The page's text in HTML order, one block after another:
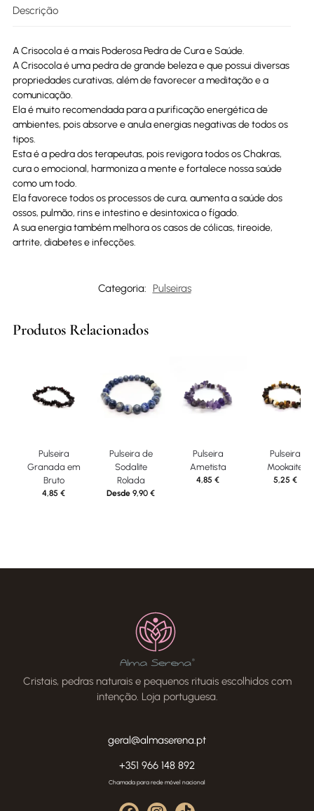
Descrição
A Crisocola é a mais Poderosa Pedra de Cura e Saúde.
A Crisocola é uma pedra de grande beleza e que possui diversas
propriedades curativas, além de favorecer a meditação e a
comunicação.
Ela é muito recomendada para a purificação energética de
ambientes, pois absorve e anula energias negativas de todos os
tipos.
Esta é a pedra dos terapeutas, pois revigora todos os Chakras,
cura o emocional, harmoniza a mente e fortalece nossa saúde
como um todo.
Ela favorece todos os processos de cura, aumenta a saúde dos
ossos, pulmão, rins e intestino e desintoxica o fígado.
A sua energia também melhora os casos de cólicas, tireoide,
artrite, diabetes e infecções.
Categoria: Pulseiras
Produtos Relacionados
Pulseira
Granada em
Bruto
4,85€
Pulseira de
Sodalite
Rolada
Desde9,90€
Pulseira
Ametista
4,85€
Pulseira
Mookaite
5,25 €
Cristais, pedras naturais e pequenos rituais escolhidos com
intenção. Loja portuguesa.
geral@almaserena.pt
+351 966 148 892
Chamada para rede móvel nacional